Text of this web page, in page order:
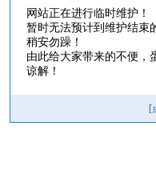
网站正在进行临时维护！
暂时无法预计到维护结束
稍安勿躁！
由此给大家带来的不便，
谅解！
[